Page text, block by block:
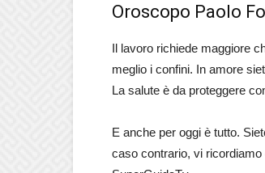
Oroscopo Paolo
Il lavoro richiede maggiore
meglio i confini. In amore
La salute è da proteggere
E anche per oggi è tutto.
caso contrario, vi ricordiamo